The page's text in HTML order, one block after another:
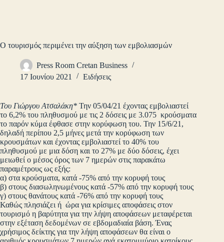
Ο τουρισμός περιμένει την αύξηση των εμβολιασμών
Press Room Cretan Business
17 Ιουνίου 2021
Ειδήσεις
Του Γιώργου Ατσαλάκη* Την 05/04/21 έχοντας εμβολιαστεί
το 6,2% του πληθυσμού με τις 2 δόσεις με 3.075 κρούσματα
το παρόν κύμα έφθασε στην κορύφωση του. Την 15/6/21,
δηλαδή περίπου 2,5 μήνες μετά την κορύφωση των
κρουσμάτων και έχοντας εμβολιαστεί το 40% του
πληθυσμού με μια δόση και το 27% με δύο δόσεις, έχει
μειωθεί ο μέσος όρος των 7 ημερών στις παρακάτω
παραμέτρους ως εξής:
α) στα κρούσματα, κατά -75% από την κορυφή τους
β) στους διασωληνωμένους κατά -57% από την κορυφή τους
γ) στους θανάτους κατά -76% από την κορυφή τους
Καθώς πλησιάζει ή ώρα για κρίσιμες αποφάσεις στον
τουρισμό η βαρύτητα για την λήψη αποφάσεων μεταφέρεται
στην εξέταση δεδομένων σε εβδομαδιαία βάση. Ένας
χρήσιμος δείκτης για την λήψη αποφάσεων θα είναι ο